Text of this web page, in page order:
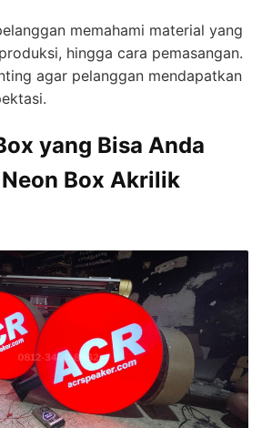
memahami material yang
hingga cara pemasangan.
agar pelanggan mendapatkan
yang Bisa Anda
Box Akrilik